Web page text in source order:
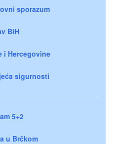
sporazum
BiH
i Hercegovine
sigurnosti
5+2
u Brčkom